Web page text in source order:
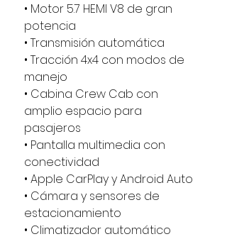
• Motor 5.7 HEMI V8 de gran
potencia
• Transmisión automática
• Tracción 4x4 con modos de
manejo
• Cabina Crew Cab con
amplio espacio para
pasajeros
• Pantalla multimedia con
conectividad
• Apple CarPlay y Android Auto
• Cámara y sensores de
estacionamiento
• Climatizador automático